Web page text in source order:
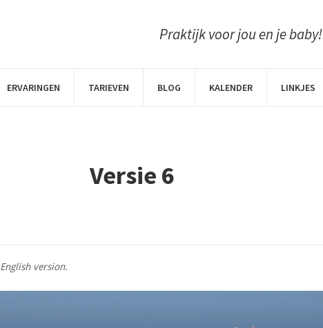
Praktijk voor jou en je baby!
ERVARINGEN TARIEVEN BLOG KALENDER LINKJES
Versie 6
English version.